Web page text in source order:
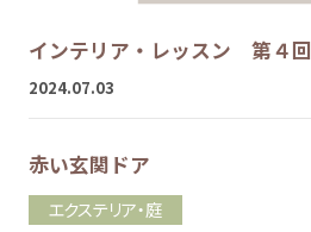
インテリア・レッスン 第４回
2024.07.03
赤い玄関ドア
エクステリア・庭